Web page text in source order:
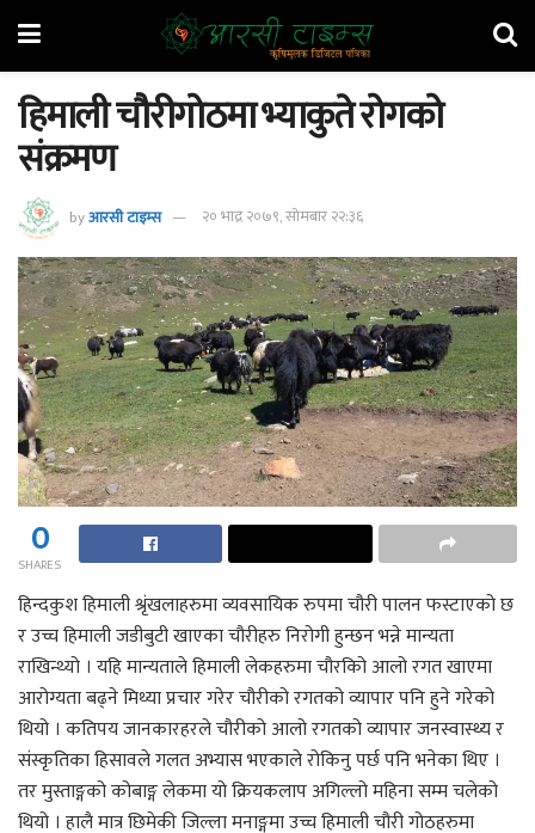
हिमाली चौरीगोठमा भ्याकुते रोगको
संक्रमण
byआरसी टाइम्स २० भाद्र २०७९, सोमबार २२:३६
0
SHARES
हिन्दकुश हिमाली श्रृंखलाहरुमा व्यवसायिक रुपमा चौरी पालन फस्टाएको छ
र उच्च हिमाली जडीबुटी खाएका चौरीहरु निरोगी हुन्छन भन्ने मान्यता
राखिन्थ्यो । यहि मान्यताले हिमाली लेकहरुमा चौरकिो आलो रगत खाएमा
आरोग्यता बढ्ने मिथ्या प्रचार गरेर चौरीको रगतको व्यापार पनि हुने गरेको
थियो । कतिपय जानकारहरले चौरीको आलो रगतको व्यापार जनस्वास्थ्य र
संस्कृतिका हिसावले गलत अभ्यास भएकाले रोकिनु पर्छ पनि भनेका थिए ।
तर मुस्ताङ्गको कोबाङ्ग लेकमा यो क्रियकलाप अगिल्लो महिना सम्म चलेको
थियो । हालै मात्र छिमेकी जिल्ला मनाङ्गमा उच्च हिमाली चौरी गोठहरुमा